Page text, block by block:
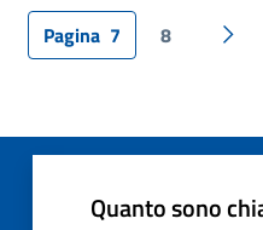
Pagina 7 8
Quanto sono